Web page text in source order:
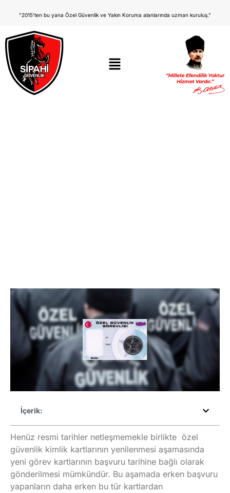
"2015'ten bu yana Özel Güvenlik ve Yakın Koruma alanlarında uzman kuruluş."
İçerik:
Henüz resmi tarihler netleşmemekle birlikte özel
güvenlik kimlik kartlarının yenilenmesi aşamasında
yeni görev kartlarının başvuru tarihine bağlı olarak
gönderilmesi mümkündür. Bu aşamada erken başvuru
yapanların daha erken bu tür kartlardan